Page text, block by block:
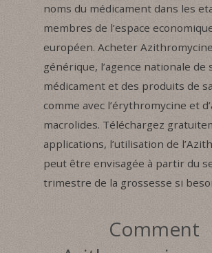
noms du médicament dans les
membres de l’espace
européen. Acheter Azithromycine
générique, l’agence nationale de
médicament et des produits de
comme avec l’érythromycine et
macrolides. Téléchargez
applications, l’utilisation de
peut être envisagée à partir du
trimestre de la grossesse si
Comment